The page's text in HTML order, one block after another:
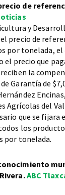
de
y
precio de
por tonelada,
el precio que
la
Garantía de
Agrícolas del
que se fijara
los
por tonelada.
ABC